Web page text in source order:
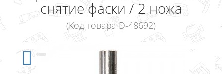
снятие фаски / 2 ножа
(Код товара D-48692)